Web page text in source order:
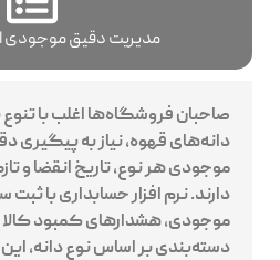
مدیریت دقیق موجودی
صاحبان فروشگاه‌ها اغلب با تنوع
دانه‌های قهوه، نیاز به پیگیری
موجودی هر نوع، تاریخ انقضا و
دارند. نرم افزار حسابداری با
موجودی، هشدارهای کمبود کالا
دسته‌بندی بر اساس نوع دانه،